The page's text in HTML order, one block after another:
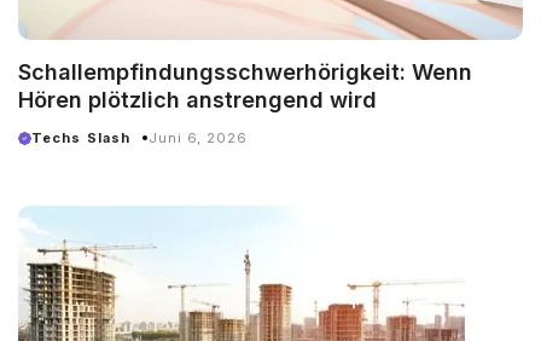
Schallempfindungsschwerhörigkeit: Wenn
Hören plötzlich anstrengend wird
Techs Slash Juni 6, 2026